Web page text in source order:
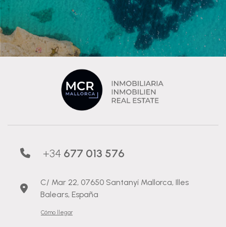
+34 677 013 576
C/ Mar 22, 07650 Santanyí Mallorca, Illes
Balears, España
Cómo llegar